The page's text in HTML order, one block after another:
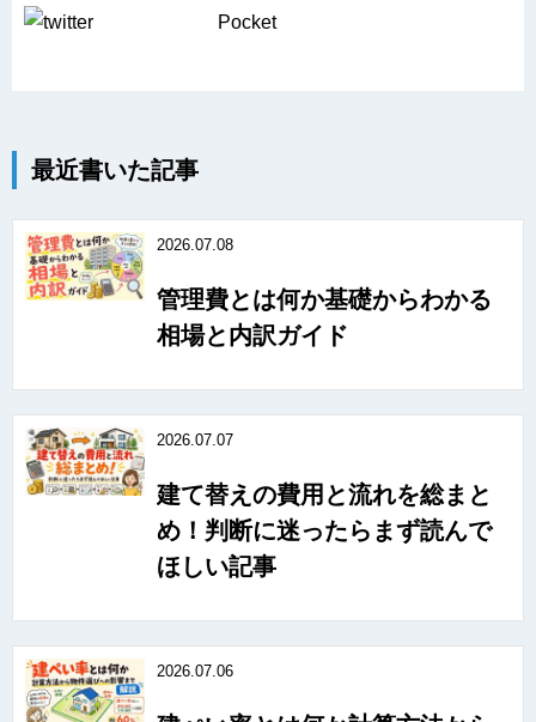
Pocket
最近書いた記事
2026.07.08
管理費とは何か基礎からわかる
相場と内訳ガイド
2026.07.07
建て替えの費用と流れを総まと
め！判断に迷ったらまず読んで
ほしい記事
2026.07.06